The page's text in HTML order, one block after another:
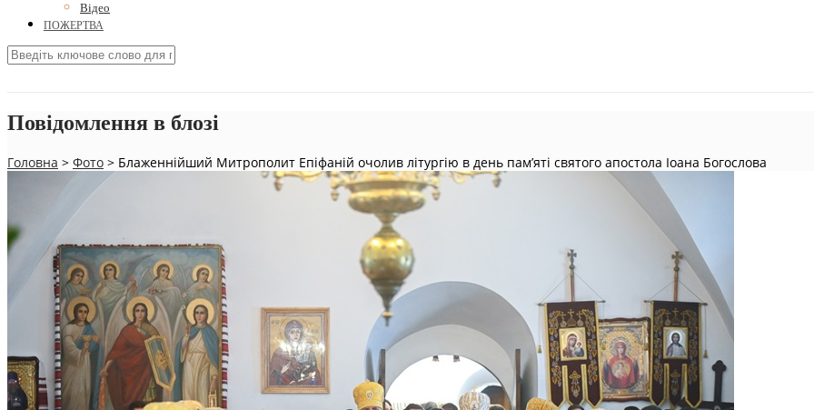
Відео
ПОЖЕРТВА
Повідомлення в блозі
Головна > Фото > Блаженнійший Митрополит Епіфаній очолив літургію в день пам’яті святого апостола Іоана Богослова